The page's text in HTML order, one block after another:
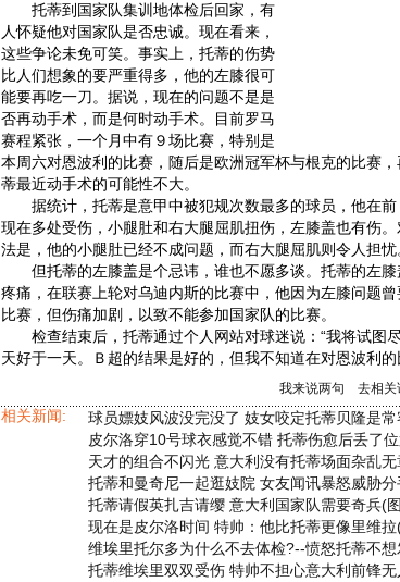
托蒂到国家队集训地体检后回家，有
人怀疑他对国家队是否忠诚。现在看来，
这些争论未免可笑。事实上，托蒂的伤势
比人们想象的要严重得多，他的左膝很可
能要再吃一刀。据说，现在的问题不是是
否再动手术，而是何时动手术。目前罗马
赛程紧张，一个月中有９场比赛，特别是
本周六对恩波利的比赛，随后是欧洲冠军杯与根克的比赛
蒂最近动手术的可能性不大。
据统计，托蒂是意甲中被犯规次数最多的球员，他在前
现在多处受伤，小腿肚和右大腿屈肌扭伤，左膝盖也有伤
法是，他的小腿肚已经不成问题，而右大腿屈肌则令人担忧
但托蒂的左膝盖是个忌讳，谁也不愿多谈。托蒂的左膝
疼痛，在联赛上轮对乌迪内斯的比赛中，他因为左膝问题
比赛，但伤痛加剧，以致不能参加国家队的比赛。
检查结束后，托蒂通过个人网站对球迷说：“我将试图
天好于一天。Ｂ超的结果是好的，但我不知道在对恩波利
我来说两句 去相关
相关新闻: 球员嫖妓风波没完没了 妓女咬定托蒂贝隆是常
皮尔洛穿10号球衣感觉不错 托蒂伤愈后丢了位
天才的组合不闪光 意大利没有托蒂场面杂乱无
托蒂和曼奇尼一起逛妓院 女友闻讯暴怒威胁分
托蒂请假英扎吉请缨 意大利国家队需要奇兵(
现在是皮尔洛时间 特帅：他比托蒂更像里维拉
维埃里托尔多为什么不去体检?--愤怒托蒂不想
托蒂维埃里双双受伤 特帅不担心意大利前锋无